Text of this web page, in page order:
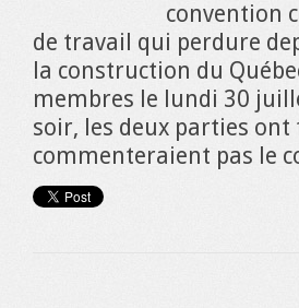
convention
de travail qui perdure
la construction du
membres le lundi 30
soir, les deux parties
commenteraient pas le